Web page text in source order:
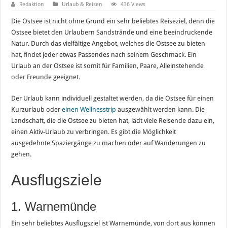
Redaktion Urlaub & Reisen 436 Views
Die Ostsee ist nicht ohne Grund ein sehr beliebtes Reiseziel, denn die
Ostsee bietet den Urlaubern Sandstrände und eine beeindruckende
Natur. Durch das vielfältige Angebot, welches die Ostsee zu bieten
hat, findet jeder etwas Passendes nach seinem Geschmack. Ein
Urlaub an der Ostsee ist somit für Familien, Paare, Alleinstehende
oder Freunde geeignet.
Der Urlaub kann individuell gestaltet werden, da die Ostsee für einen
Kurzurlaub odereinen Wellnesstrip ausgewählt werden kann. Die
Landschaft, die die Ostsee zu bieten hat, lädt viele Reisende dazu ein,
einen Aktiv-Urlaub zu verbringen. Es gibt die Möglichkeit
ausgedehnte Spaziergänge zu machen oder auf Wanderungen zu
gehen.
Ausflugsziele
1. Warnemünde
Ein sehr beliebtes Ausflugsziel ist Warnemünde, von dort aus können